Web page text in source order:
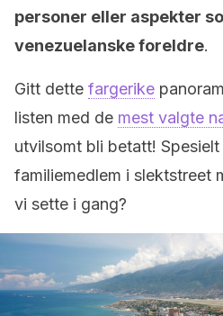
personer eller aspekter
venezuelanske foreldre.
Gitt dette fargerike
listen med de mest valgte
utvilsomt bli betatt!
familiemedlem i slektstreet
vi sette i gang?